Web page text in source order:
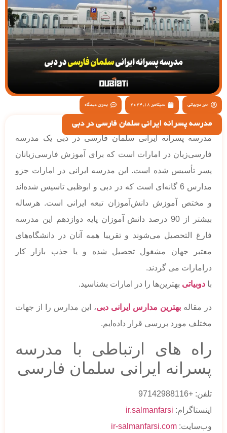
خبر دوبیاتی سپتامبر 18, 2024 بدون دیدگاه
مدرسه پسرانه ایرانی سلمان فارسی در دبی
مدرسه پسرانه ایرانی سلمان فارسی در دبی یک مدرسه
فارسی‌زبان در امارات است که برای آموزش فارسی‌زبانان
پسر تأسیس شده است. این مدرسه ایرانی در امارات جزو
مدارس 6 گانه‌ای است که در دبی و ابوظبی تاسیس شده‌اند
و مختص آموزش دانش‌آموزان تبعه ایرانی است. هرساله
بیشتر از 90 درصد دانش آموزان پایه دوازدهم این مدرسه
فارغ التحصیل می‌شوند و تقریبا همه آنان در دانشگاه‌های
معتبر جهان مشغول تحصیل شده و یا جذب بازار کار
درامارات می گردند.
با دوبیاتی بهترین‌ها را در امارات بشناسید.
در مقاله بهترین مدارس ایرانی دبی، این مدارس را از جهات
مختلف مورد بررسی قرار داده‌ایم.
راه های ارتباطی با مدرسه
پسرانه ایرانی سلمان فارسی
تلفن: +97142988116
اینستاگرام: ir.salmanfarsi
وب‌سایت: ir-salmanfarsi.com